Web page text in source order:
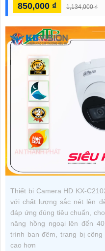
850,000 ₫ 1,134,000 ₫
Thiết bị Camera HD KX-
với chất lượng sắc nét lên
đáp ứng đúng tiêu chuẩn,
năng hồng ngoại lên đến
trình ban đêm, trang bị công
cao hơn